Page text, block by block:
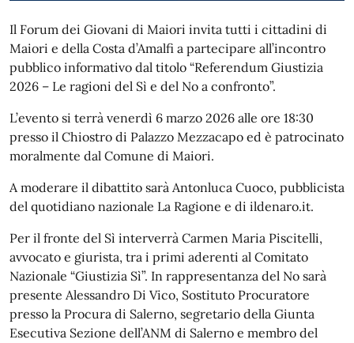
Il Forum dei Giovani di Maiori invita tutti i cittadini di
Maiori e della Costa d’Amalfi a partecipare all’incontro
pubblico informativo dal titolo “Referendum Giustizia
2026 – Le ragioni del Sì e del No a confronto”.
L’evento si terrà venerdì 6 marzo 2026 alle ore 18:30
presso il Chiostro di Palazzo Mezzacapo ed è patrocinato
moralmente dal Comune di Maiori.
A moderare il dibattito sarà Antonluca Cuoco, pubblicista
del quotidiano nazionale La Ragione e di ildenaro.it.
Per il fronte del Sì interverrà Carmen Maria Piscitelli,
avvocato e giurista, tra i primi aderenti al Comitato
Nazionale “Giustizia Sì”. In rappresentanza del No sarà
presente Alessandro Di Vico, Sostituto Procuratore
presso la Procura di Salerno, segretario della Giunta
Esecutiva Sezione dell’ANM di Salerno e membro del